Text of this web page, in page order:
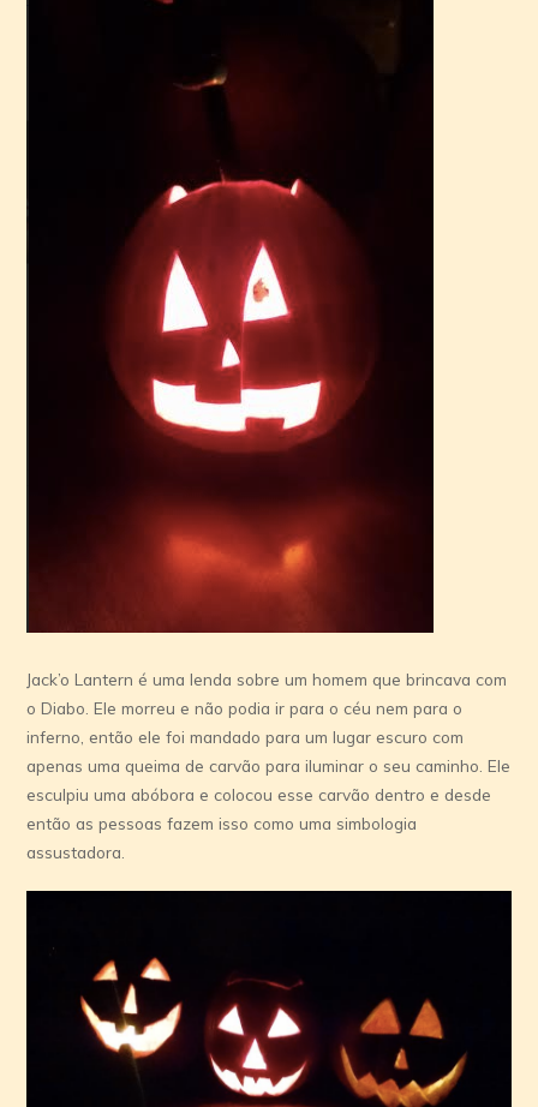
Jack’o Lantern é uma lenda sobre um homem que brincava com
o Diabo. Ele morreu e não podia ir para o céu nem para o
inferno, então ele foi mandado para um lugar escuro com
apenas uma queima de carvão para iluminar o seu caminho. Ele
esculpiu uma abóbora e colocou esse carvão dentro e desde
então as pessoas fazem isso como uma simbologia
assustadora.